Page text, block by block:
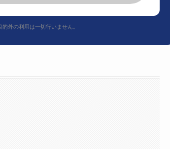
外の利用は一切行いません。